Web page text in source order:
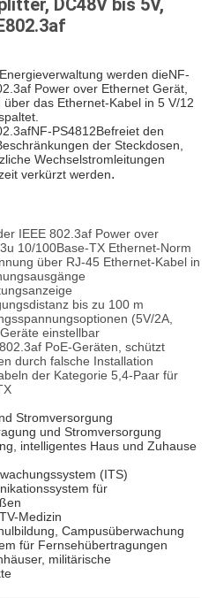
DC48V bis 5V,
werden dieNF-
Power over Ethernet Gerät,
das Ethernet-Kabel in 5 V/12
NF-PS4812Befreiet den
der Steckdosen,
Wechselstromleitungen
verkürzt werden.
IEEE 802.3af Power over
10/100Base-TX Ethernet-Norm
über RJ-45 Ethernet-Kabel in
bis zu 100 m
(5V/2A,
einstellbar
PoE-Geräten, schützt
durch falsche Installation
der Kategorie 5,4-Paar für
Stromversorgung
und Stromversorgung
intelligentes Haus und Zuhause
(ITS)
für
Medizin
Campusüberwachung
für Fernsehübertragungen
militärische